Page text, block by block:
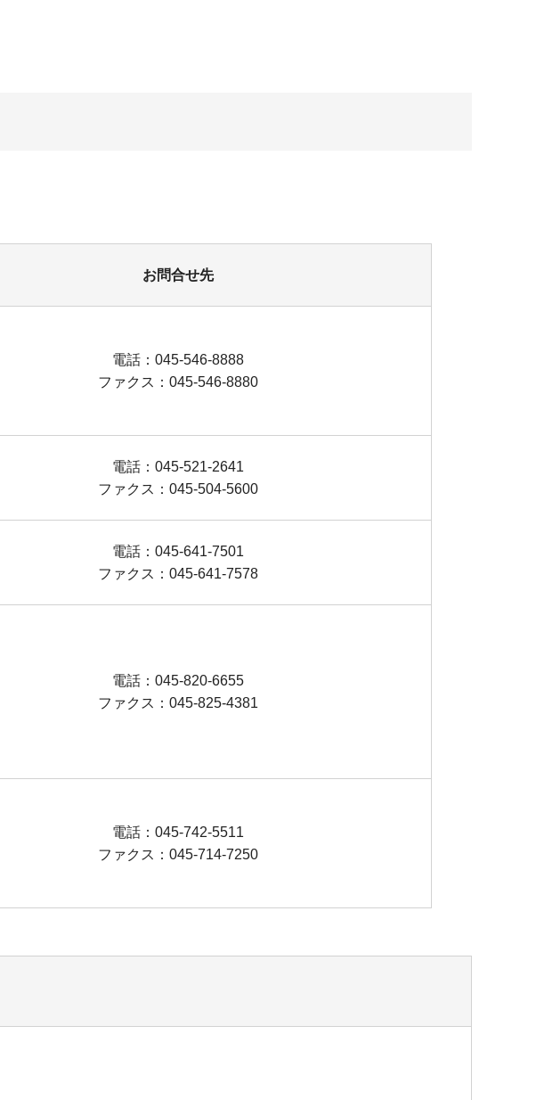
お問合せ先
電話：045-546-8888
ファクス：045-546-8880
電話：045-521-2641
ファクス：045-504-5600
電話：045-641-7501
ファクス：045-641-7578
電話：045-820-6655
ファクス：045-825-4381
電話：045-742-5511
ファクス：045-714-7250